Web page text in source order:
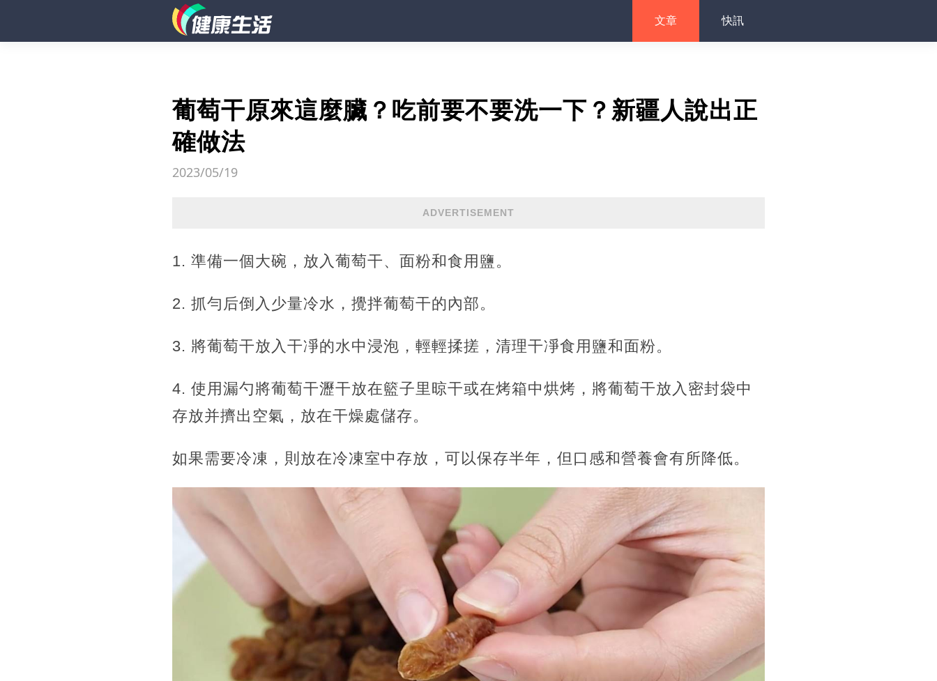
文章 快訊
葡萄干原來這麼臟？吃前要不要洗一下？新疆人說出正
確做法
2023/05/19
ADVERTISEMENT
1. 準備一個大碗，放入葡萄干、面粉和食用鹽。
2. 抓勻后倒入少量冷水，攪拌葡萄干的內部。
3. 將葡萄干放入干凈的水中浸泡，輕輕揉搓，清理干凈食用鹽和面粉。
4. 使用漏勺將葡萄干瀝干放在籃子里晾干或在烤箱中烘烤，將葡萄干放入密封袋中
存放并擠出空氣，放在干燥處儲存。
如果需要冷凍，則放在冷凍室中存放，可以保存半年，但口感和營養會有所降低。